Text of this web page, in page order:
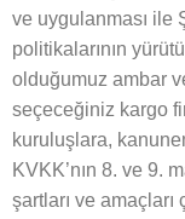
ve uygulanması ile
politikalarının
olduğumuz ambar
seçeceğiniz kargo
kuruluşlara,
KVKK’nın 8. ve 9.
şartları ve